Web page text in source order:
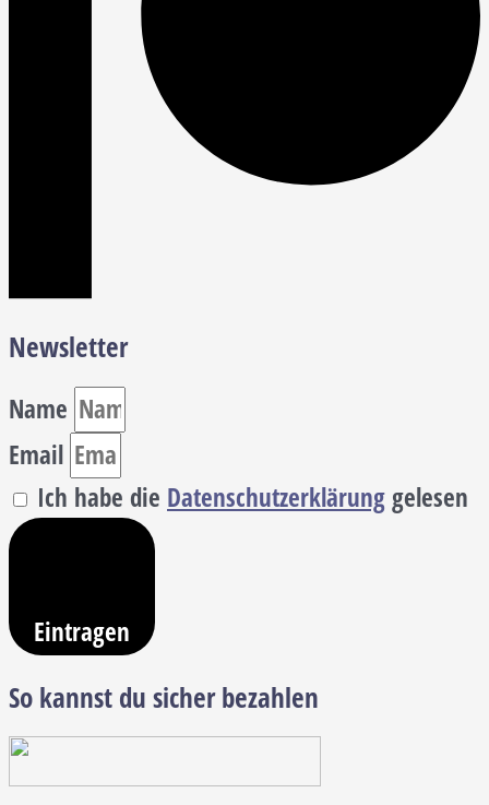
Newsletter
Name
Email
Ich habe die Datenschutzerklärunggelesen
Eintragen
So kannst du sicher bezahlen